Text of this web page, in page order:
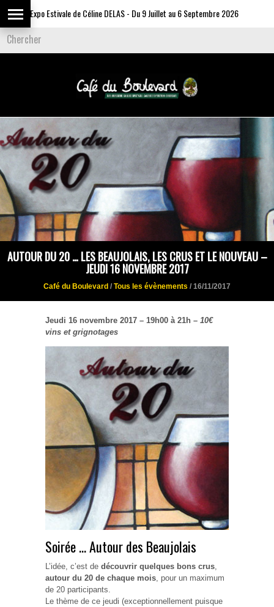
Expo Estivale de Céline DELAS - Du 9 Juillet au 6 Septembre 2026
AUTOUR DU 20 … LES BEAUJOLAIS, LES CRUS ET LE NOUVEAU –
JEUDI 16 NOVEMBRE 2017
Café du Boulevard / Tous les évènements / 16/11/2017
Jeudi 16 novembre 2017 – 19h00 à 21h – 10€
vins et grignotages
Soirée … Autour des Beaujolais
L’idée, c’est de découvrir quelques bons crus
autour du 20 de chaque mois , pour un maximum
de 20 participants.
Le thème de ce jeudi (exceptionnellement puisque